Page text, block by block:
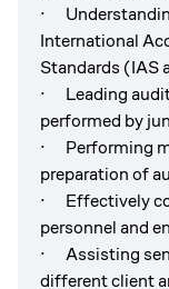
·
International
Standards (IAS
· Leading
performed by
· Performing
preparation of
· Effectively
personnel and
· Assisting
different client